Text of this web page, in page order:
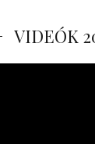
VIDEÓK